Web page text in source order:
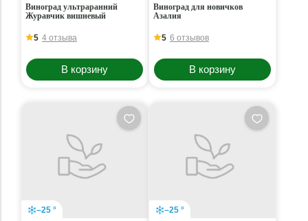
Виноград ультраранний
Журавчик вишневый
5 4 отзыва
В корзину
Виноград для новичков
Азалия
5 6 отзывов
В корзину
–25 ° –25 °